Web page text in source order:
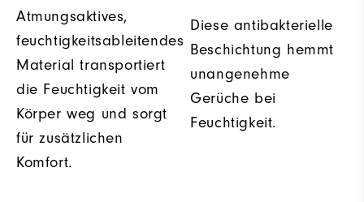
Atmungsaktives,
feuchtigkeitsableitendes
Material transportiert
die Feuchtigkeit vom
Körper weg und sorgt
für zusätzlichen
Komfort.
Diese antibakterielle
Beschichtung hemmt
unangenehme
Gerüche bei
Feuchtigkeit.